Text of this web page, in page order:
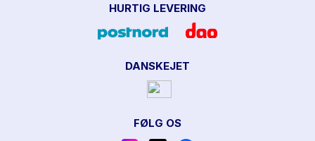
HURTIG LEVERING
DANSKEJET
FØLG OS